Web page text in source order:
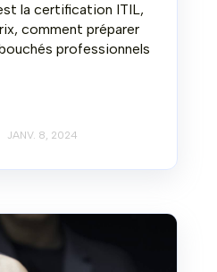
la certification ITIL,
comment préparer
professionnels
JANV. 8, 2024